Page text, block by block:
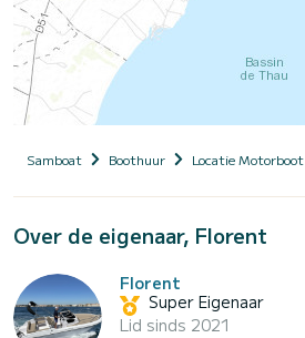
Samboat Boothuur Locatie Motorboot
Over de eigenaar, Florent
Florent
Super Eigenaar
Lid sinds 2021